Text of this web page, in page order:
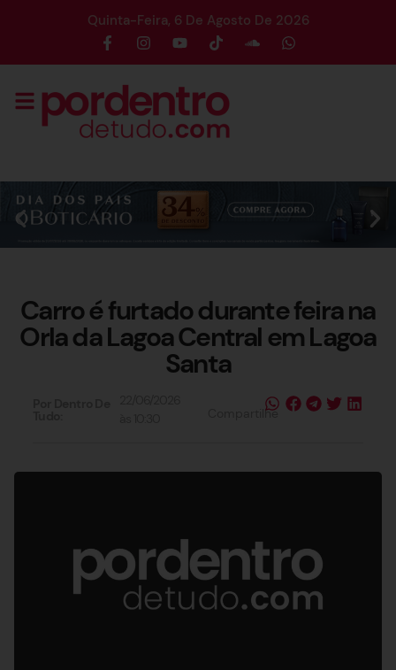
Quinta-Feira, 6 De Agosto De 2026
Carro é furtado durante feira na
Orla da Lagoa Central em Lagoa
Santa
Compartilhe